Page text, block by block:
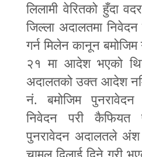
लिलामी वेरितको हुँदा
जिल्ला अदालतमा निवेदन
गर्न मिलेन कानून
२१ मा आदेश भएको
अदालतको उक्त आदेश
नं. बमोजिम पुनरावेदन
निवेदन परी कैफियत
पुनरावेदन अदालतले अंश